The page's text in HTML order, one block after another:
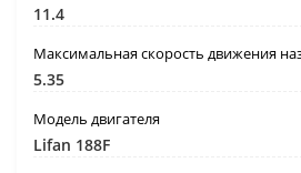
11.4
Максимальная скорость движения
5.35
Модель двигателя
Lifan 188F